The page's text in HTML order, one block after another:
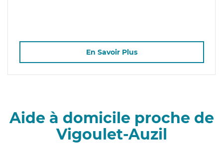
En Savoir Plus
Aide à domicile proche de
Vigoulet-Auzil